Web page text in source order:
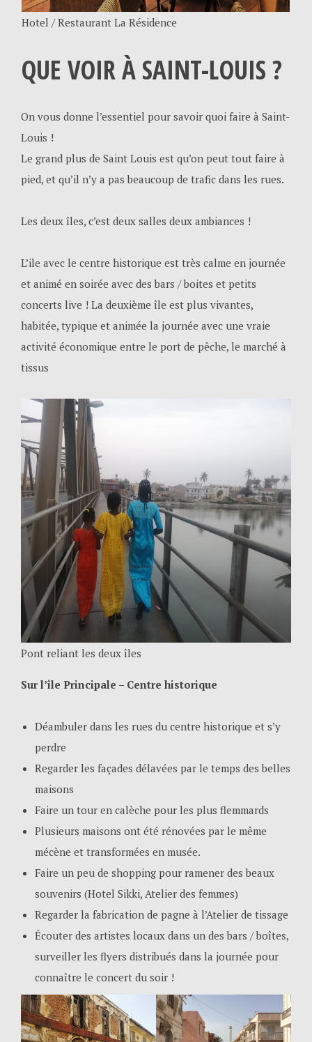
Hotel / Restaurant La Résidence
QUE VOIR À SAINT-LOUIS ?
On vous donne l’essentiel pour savoir quoi faire à Saint-
Louis !
Le grand plus de Saint Louis est qu’on peut tout faire à
pied, et qu’il n’y a pas beaucoup de trafic dans les rues.
Les deux îles, c’est deux salles deux ambiances !
L’ile avec le centre historique est très calme en journée
et animé en soirée avec des bars / boites et petits
concerts live ! La deuxième île est plus vivantes,
habitée, typique et animée la journée avec une vraie
activité économique entre le port de pêche, le marché à
tissus
Pont reliant les deux îles
Sur l’île Principale – Centre historique
Déambuler dans les rues du centre historique et s’y
perdre
Regarder les façades délavées par le temps des belles
maisons
Faire un tour en calèche pour les plus flemmards
Plusieurs maisons ont été rénovées par le même
mécène et transformées en musée.
Faire un peu de shopping pour ramener des beaux
souvenirs (Hotel Sikki, Atelier des femmes)
Regarder la fabrication de pagne à l’Atelier de tissage
Écouter des artistes locaux dans un des bars / boîtes,
surveiller les flyers distribués dans la journée pour
connaître le concert du soir !